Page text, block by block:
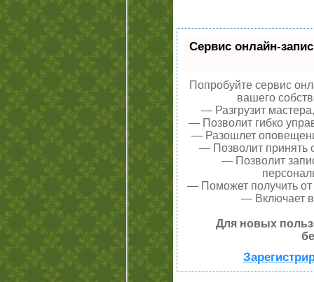
Сервис онлайн-
Попробуйте сервис
вашего
— Разгрузит
— Позволит гибко
— Разошлет
— Позволит принять
— Позволит
— Поможет получить от
— Включает
Для новых